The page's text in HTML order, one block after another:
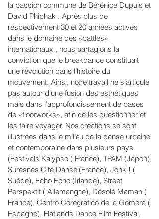
la passion commune de Bérénice Dupuis et
David Phiphak . Après plus de
respectivement 30 et 20 années actives
dans le domaine des «battles»
internationaux , nous partagions la
conviction que le breakdance constituait
une révolution dans l’histoire du
mouvement. Ainsi, notre travail ne s’articule
pas autour d’une fusion des esthétiques
mais dans l’approfondissement de bases
de «floorworks», afin de les questionner et
les faire voyager. Nos créations se sont
illustrées dans le milieu de la danse urbaine
et contemporaine dans plusieurs pays
(Festivals Kalypso ( France), TPAM (Japon),
Suresnes Cité Danse (France), Jonk ! (
Suède), Echo Echo (Irlande), Street
Perspektif ( Allemangne), Désolé Maman (
France), Centro Coregrafico de la Gomera (
Espagne), Flatlands Dance Film Festival,